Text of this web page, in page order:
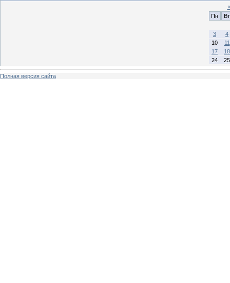
«
Пн
Вт
3
4
10
11
17
18
24
25
Полная версия сайта